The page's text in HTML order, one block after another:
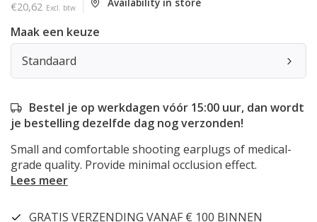
€20,62 Excl. btw
Maak een keuze
Standaard
Bestel je op werkdagen vóór 15:00 uur, dan wordt
je bestelling dezelfde dag nog verzonden!
Small and comfortable shooting earplugs of medical-
grade quality. Provide minimal occlusion effect.
Lees meer
GRATIS VERZENDING VANAF € 100 BINNEN